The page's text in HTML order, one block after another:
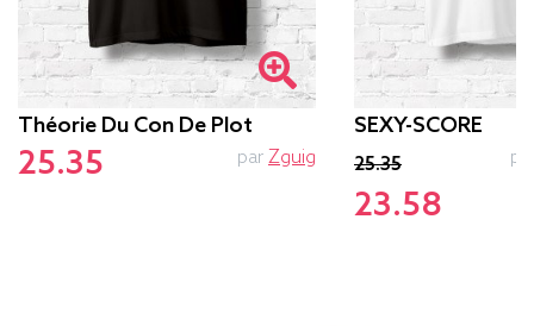
Théorie Du Con De Plot
25.35 par Zguig
SEXY-SCORE
25.35
23.58